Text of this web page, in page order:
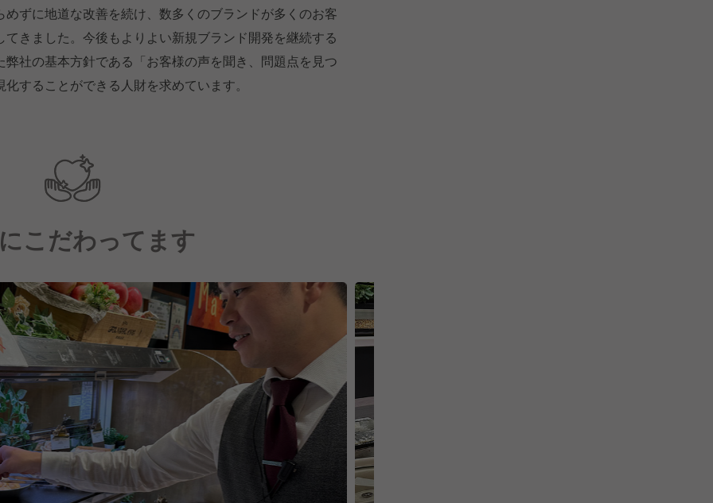
ずに地道な改善を続け、数多くのブランドが多くのお客
きました。今後もよりよい新規ブランド開発を継続する
社の基本方針である「お客様の声を聞き、問題点を見つ
することができる人財を求めています。
こだわってます